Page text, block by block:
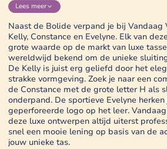
Lees meer
Naast de Bolide verpand je bij Vandaag
Kelly, Constance en Evelyne. Elk van
grote waarde op de markt van luxe
wereldwijd bekend om de unieke
De Kelly is juist erg geliefd door het
strakke vormgeving. Zoek je naar een
de Constance met de grote letter H als
onderpand. De sportieve Evelyne
geperforeerde logo op het leer.
deze luxe ontwerpen altijd uiterst
snel een mooie lening op basis van de
jouw unieke tas.